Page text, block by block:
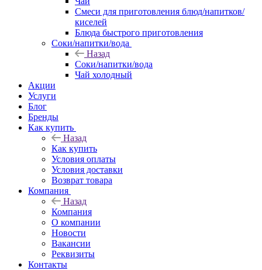
Смеси для приготовления блюд/напитков/
киселей
Блюда быстрого приготовления
Соки/напитки/вода
Назад
Соки/напитки/вода
Чай холодный
Акции
Услуги
Блог
Бренды
Как купить
Назад
Как купить
Условия оплаты
Условия доставки
Возврат товара
Компания
Назад
Компания
О компании
Новости
Вакансии
Реквизиты
Контакты